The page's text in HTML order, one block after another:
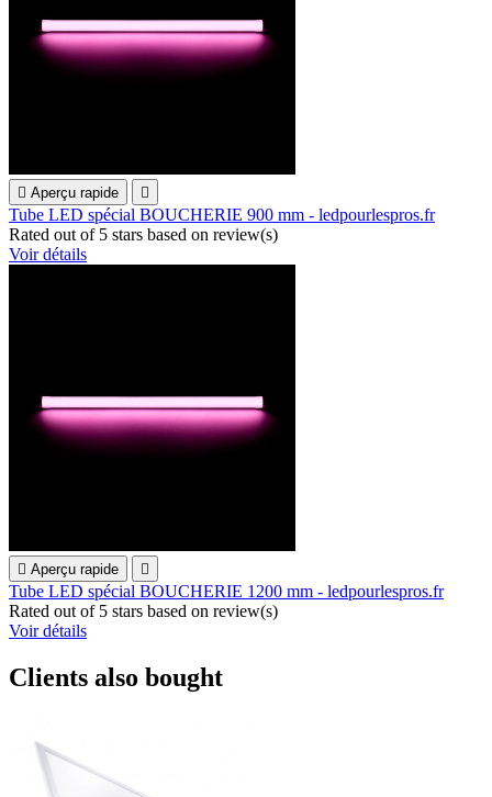
 Aperçu rapide 
Tube LED spécial BOUCHERIE 900 mm - ledpourlespros.fr
Rated out of 5 stars based on review(s)
Voir détails
 Aperçu rapide 
Tube LED spécial BOUCHERIE 1200 mm - ledpourlespros.fr
Rated out of 5 stars based on review(s)
Voir détails
Clients also bought